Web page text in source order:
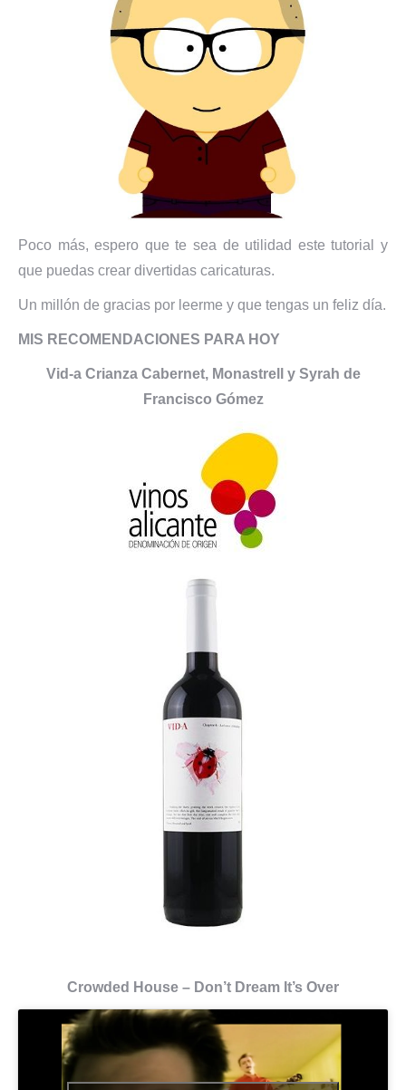
Poco más, espero que te sea de utilidad este tutorial y
que puedas crear divertidas caricaturas.
Un millón de gracias por leerme y que tengas un feliz día.
MIS RECOMENDACIONES PARA HOY
Vid-a Crianza Cabernet, Monastrell y Syrah de
Francisco Gómez
Crowded House – Don’t Dream It’s Over